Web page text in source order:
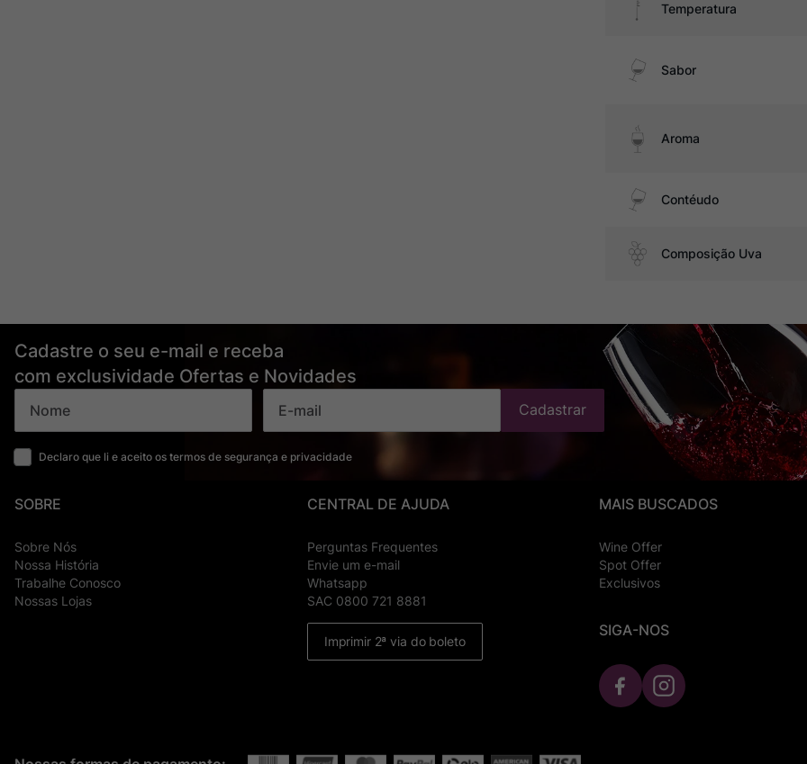
Temperatura
Sabor
Aroma
Contéudo
Composição Uva
Cadastre o seu e-mail e receba
com exclusividade Ofertas e Novidades
Declaro que li e aceito os termos de segurança e privacidade
Cadastrar
SOBRE
Sobre Nós
Nossa História
Trabalhe Conosco
Nossas Lojas
CENTRAL DE AJUDA
Perguntas Frequentes
Envie um e-mail
Whatsapp
SAC 0800 721 8881
Imprimir 2ª via do boleto
MAIS BUSCADOS
Wine Offer
Spot Offer
Exclusivos
SIGA-NOS